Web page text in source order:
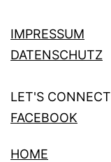
IMPRESSUM
DATENSCHUTZ
LET'S CONNECT
FACEBOOK
HOME